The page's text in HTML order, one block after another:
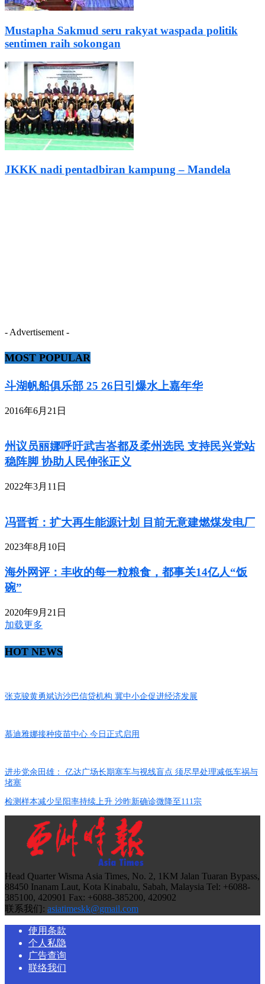
Mustapha Sakmud seru rakyat waspada politik
sentimen raih sokongan
JKKK nadi pentadbiran kampung – Mandela
- Advertisement -
MOST POPULAR
斗湖帆船俱乐部 25 26日引爆水上嘉年华
2016年6月21日
州议员丽娜呼吁武吉峇都及柔州选民 支持民兴党站
稳阵脚 协助人民伸张正义
2022年3月11日
冯晋哲：扩大再生能源计划 目前无意建燃煤发电厂
2023年8月10日
海外网评：丰收的每一粒粮食，都事关14亿人“饭
碗”
2020年9月21日
加载更多
HOT NEWS
张克骏黄勇斌访沙巴信贷机构 冀中小企促进经济发展
慕迪雅娜接种疫苗中心 今日正式启用
进步党余田雄： 亿达广场长期塞车与视线盲点 须尽早处理减低车祸与
堵塞
检测样本减少呈阳率持续上升 沙昨新确诊微降至111宗
Head Quarter Wisma Asia Times, No. 2, 1KM Jalan Tuaran Bypass,
88450 Inanam Laut, Kota Kinabalu, Sabah, Malaysia Tel: +6088-
385100, 420901 Fax: +6088-385200, 420902
联系我们: asiatimeskk@gmail.com
使用条款
个人私隐
广告查询
联络我们